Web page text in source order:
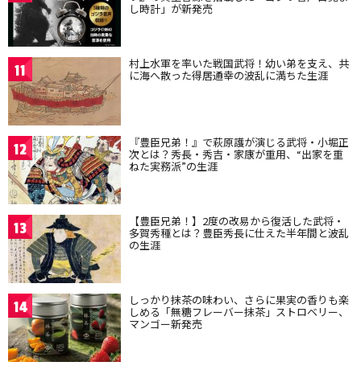
し時計」が新発売
11 村上水軍を率いた戦国武将！幼い弟を支え、共
に海へ散った得居通幸の波乱に満ちた生涯
12 『豊臣兄弟！』で萩原護が演じる武将・小堀正
次とは？秀長・秀吉・家康が重用、“出家を重
ねた実務派”の生涯
13 【豊臣兄弟！】2度の改易から復活した武将・
多賀秀種とは？豊臣秀長に仕えた半年間と波乱
の生涯
14 しっかり抹茶の味わい、さらに果実の香りも楽
しめる「無糖フレーバー抹茶」ストロベリー、
マンゴー新発売